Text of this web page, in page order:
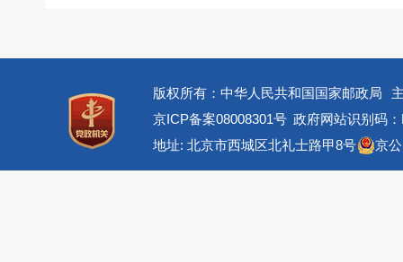
版权所有：中华人民共和国国家邮政局
京ICP备案08008301号 政府网站识别码
地址: 北京市西城区北礼士路甲8号
京